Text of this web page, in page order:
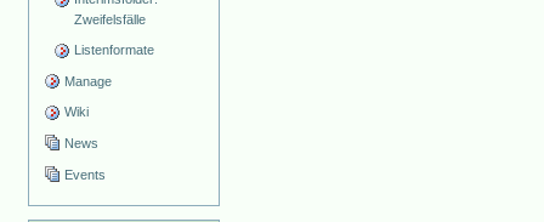
Zweifelsfälle
Listenformate
Manage
Wiki
News
Events